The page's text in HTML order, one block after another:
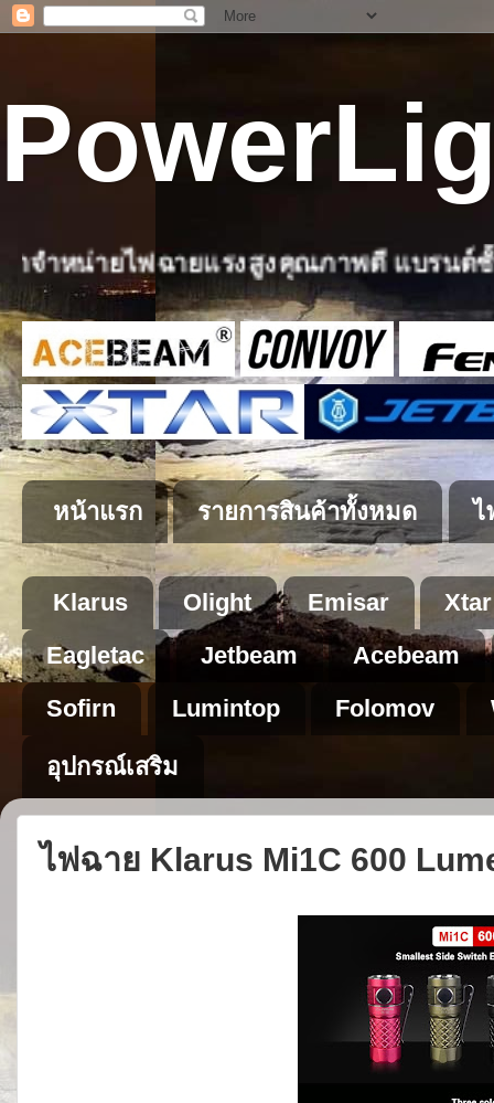
แรงสูงคุณภาพดี แบรนด์ชั้นนำจากต่างป
หน้าแรก รายการสินค้าทั้งหมด ไ
Klarus Olight Emisar
Xtar
Eagletac
Jetbeam
Acebeam
Sofirn
Lumintop Folomov
อุปกรณ์เสริม
ไฟฉาย Klarus Mi1C 600